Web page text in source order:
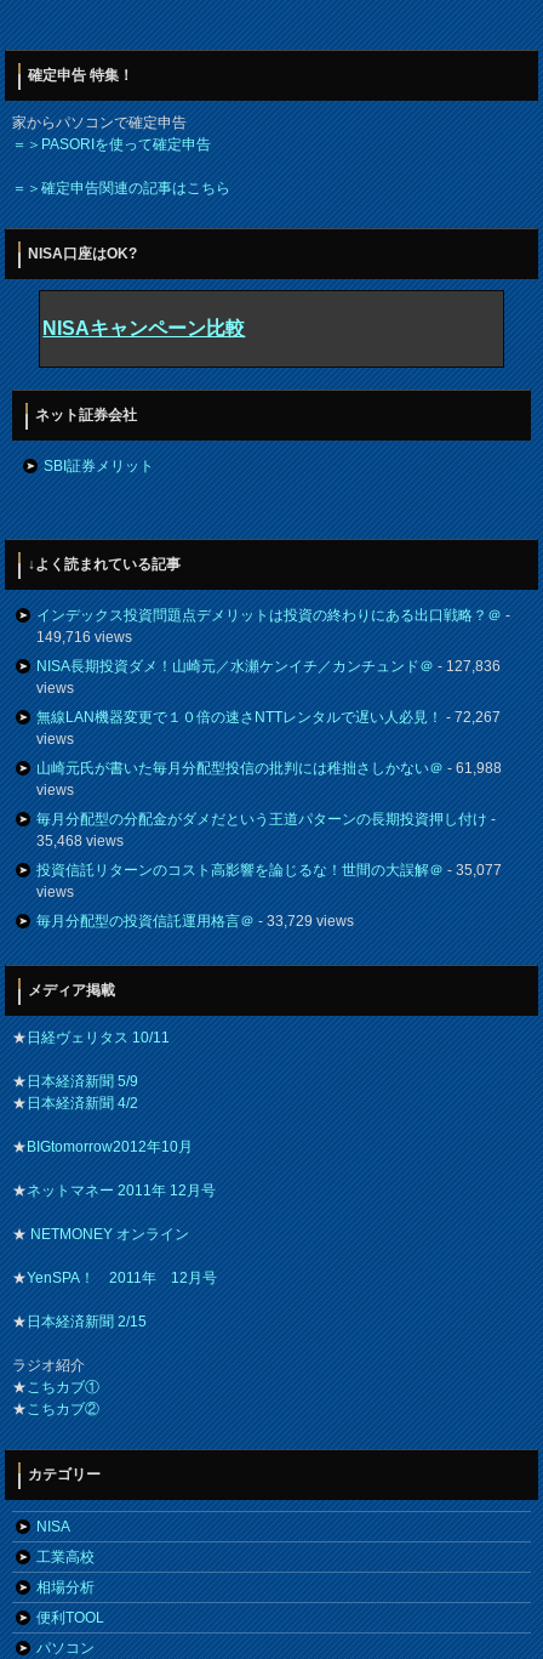
確定申告 特集！
家からパソコンで確定申告
＝＞PASORIを使って確定申告
＝＞確定申告関連の記事はこちら
NISA口座はOK?
NISAキャンペーン比較
ネット証券会社
SBI証券メリット
↓よく読まれている記事
インデックス投資問題点デメリットは投資の終わりにある出口戦略？＠-
149,716 views
NISA長期投資ダメ！山崎元／水瀬ケンイチ／カンチュンド＠- 127,836
views
無線LAN機器変更で１０倍の速さNTTレンタルで遅い人必見！- 72,267
views
山崎元氏が書いた毎月分配型投信の批判には稚拙さしかない＠- 61,988
views
毎月分配型の分配金がダメだという王道パターンの長期投資押し付け-
35,468 views
投資信託リターンのコスト高影響を論じるな！世間の大誤解＠- 35,077
views
毎月分配型の投資信託運用格言＠- 33,729 views
メディア掲載
★日経ヴェリタス 10/11
★日本経済新聞 5/9
★日本経済新聞 4/2
★BIGtomorrow2012年10月
★ネットマネー 2011年 12月号
★NETMONEY オンライン
★YenSPA！ 2011年 12月号
★日本経済新聞 2/15
ラジオ紹介
★こちカブ①
★こちカブ②
カテゴリー
NISA
工業高校
相場分析
便利TOOL
パソコン